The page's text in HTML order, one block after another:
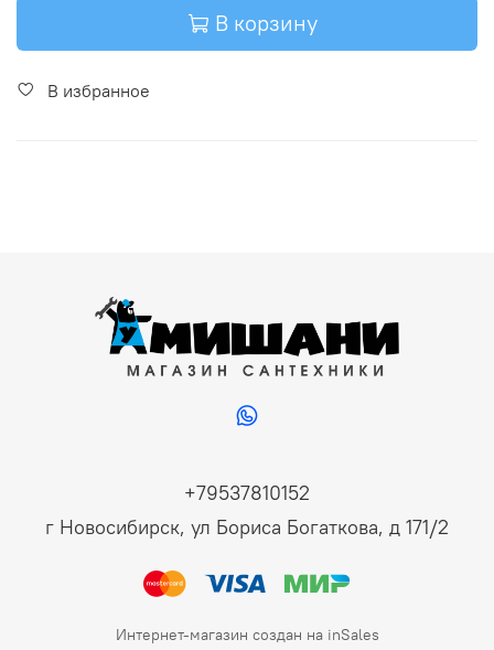
В корзину
В избранное
+79537810152
г Новосибирск, ул Бориса Богаткова, д 171/2
Интернет-магазин создан на inSales